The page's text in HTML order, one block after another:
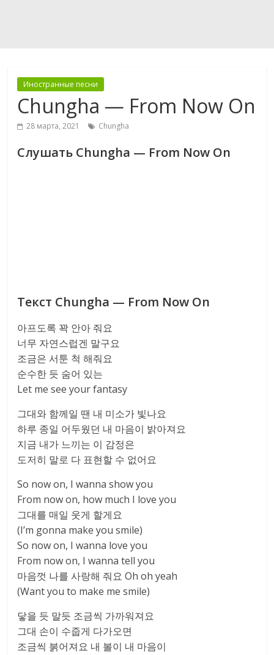
Иностранные песни
Chungha — From Now On
28 марта, 2021 Chungha
Слушать Chungha — From Now On
Текст Chungha — From Now On
아프도록 꽉 안아 줘요
너무 자연스럽겐 말구요
조금은 서툰 척 해줘요
순수한 듯 숨어 있는
Let me see your fantasy
그대와 함께일 땐 내 미소가 빛나요
하루 종일 어두웠던 내 마음이 밝아져요
지금 내가 느끼는 이 감정은
도저히 말로 다 표현할 수 없어요
So now on, I wanna show you
From now on, how much I love you
그대를 매일 웃게 할게요
(I’m gonna make you smile)
So now on, I wanna love you
From now on, I wanna tell you
마음껏 나를 사랑해 줘요 Oh oh yeah
(Want you to make me smile)
닿을 듯 말듯 조금씩 가까워져요
그대 손이 수줍게 다가오면
조금씩 붉어져요 내 볼이 내 마음이